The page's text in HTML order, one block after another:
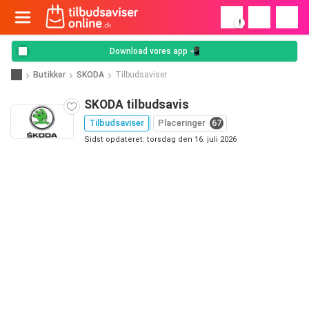
!
Download vores app 📲
Butikker SKODA Tilbudsaviser
SKODA tilbudsavis
Tilbudsaviser Placeringer 67
Sidst opdateret: torsdag den 16. juli 2026